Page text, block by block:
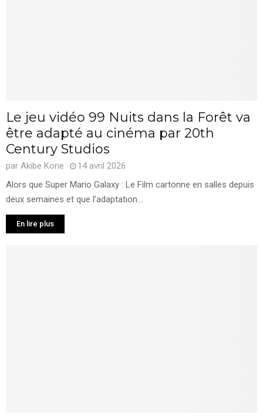
Le jeu vidéo 99 Nuits dans la Forêt va
être adapté au cinéma par 20th
Century Studios
par Akibe Kone
14 avril 2026
Alors que Super Mario Galaxy : Le Film cartonne en salles depuis
deux semaines et que l’adaptation...
En lire plus